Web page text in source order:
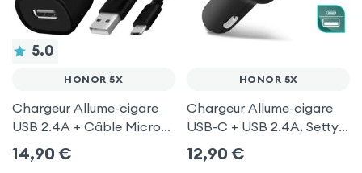
5.0
HONOR 5X
Chargeur Allume-cigare
USB 2.4A + Câble Micro-
USB 1m, Setty - Noir pour
Honor 5X
14,90 €
HONOR 5X
Chargeur Allume-cigare
USB-C + USB 2.4A, Setty -
Noir pour Honor 5X
12,90 €